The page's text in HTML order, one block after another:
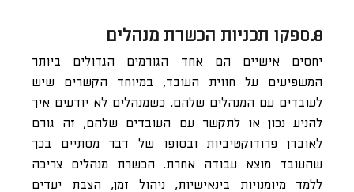
8.ספקו תכניות הכשרת מנהלים
יחסים אישיים הם אחד הגורמים הגדולים ביותר
המשפיעים על חווית העובד, במיוחד הקשרים שיש
לעובדים עם המנהלים שלהם. כשמנהלים לא יודעים איך
להניע נכון או לתקשר עם העובדים שלהם, זה גורם
לאובדן פרודוקטיביות ובסופו של דבר מסתיים בכך
שהעובד מוצא עבודה אחרת. הכשרת מנהלים צריכה
ללמד מיומנויות בינאישיות, ניהול זמן, הצבת יעדים